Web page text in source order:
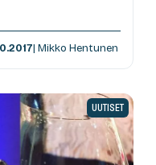
| Mikko Hentunen
UUTISET